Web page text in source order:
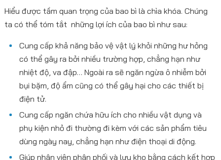
Hiểu được tầm quan trọng của bao bì là chìa khóa. Chúng
ta có thể tóm tắt những lợi ích của bao bì như sau:
Cung cấp khả năng bảo vệ vật lý khỏi những hư hỏng
có thể gây ra bởi nhiều trường hợp, chẳng hạn như
nhiệt độ, va đập… Ngoài ra sẽ ngăn ngừa ô nhiễm bởi
bụi bặm, độ ẩm cũng có thể gây hại cho các thiết bị
điện tử.
Cung cấp ngăn chứa hữu ích cho nhiều vật dụng và
phụ kiện nhỏ đi thường đi kèm với các sản phẩm tiêu
dùng ngày nay, chẳng hạn như điện thoại di động.
Giúp nhân viên phân phối và lưu kho bằng cách kết hợp